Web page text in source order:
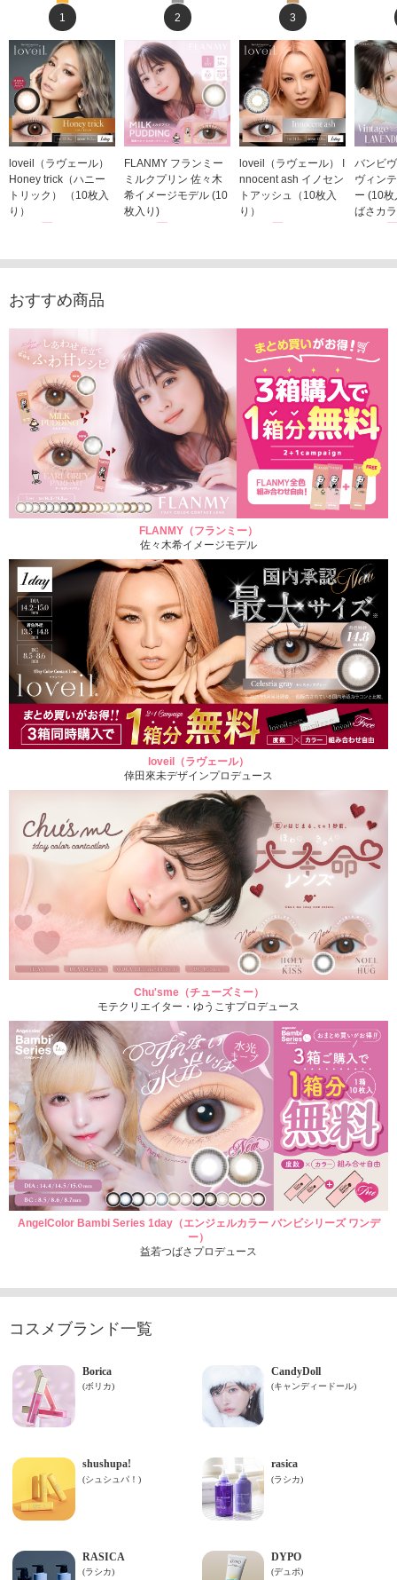
1
loveil（ラヴェール）
Honey trick（ハニー
トリック） （10枚入
り）
2
FLANMY フランミー
ミルクプリン 佐々木
希イメージモデル (10
枚入り)
3
loveil（ラヴェール） I
nnocent ash イノセン
トアッシュ（10枚入
り）
バンビ
ヴィン
ー (10
ばさカ
おすすめ商品
FLANMY（フランミー）
佐々木希イメージモデル
loveil（ラヴェール）
倖田來未デザインプロデュース
Chu'sme（チューズミー）
モテクリエイター・ゆうこすプロデュース
AngelColor Bambi Series 1day（エンジェルカラー バンビシリーズ ワンデ
ー）
益若つばさプロデュース
コスメブランド一覧